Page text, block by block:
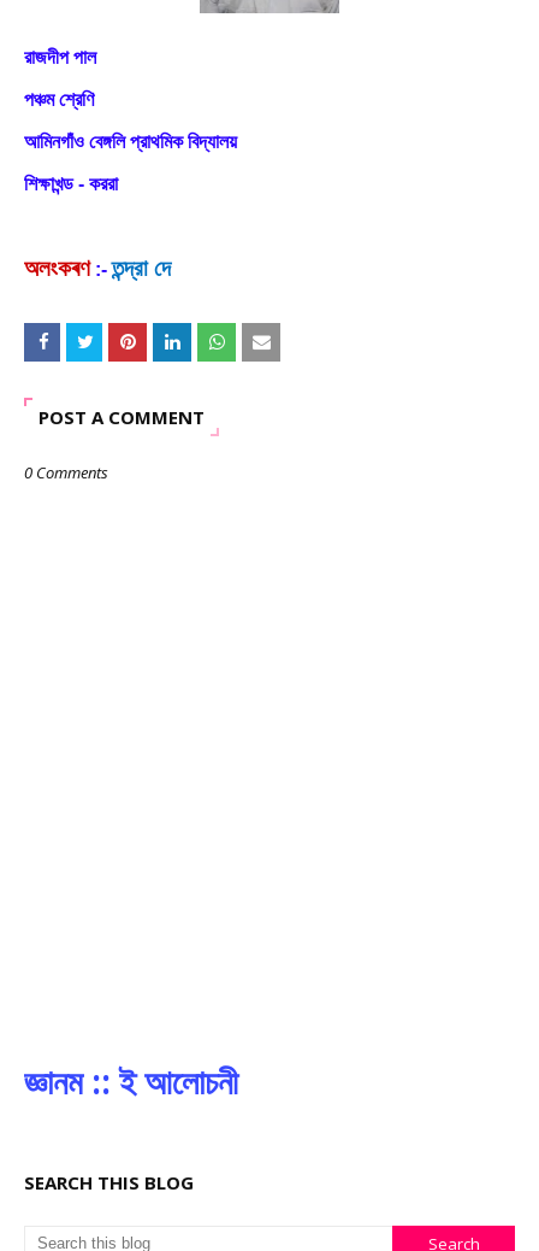
রাজদীপ পাল
পঞ্চম শ্রেণি
আমিনগাঁও বেঙ্গলি প্রাথমিক বিদ্যালয়
শিক্ষাখন্ড - কররা
অলংকৰণ:- তন্দ্রা দে
POST A COMMENT
0 Comments
জ্ঞানম :: ই আলোচনী
SEARCH THIS BLOG